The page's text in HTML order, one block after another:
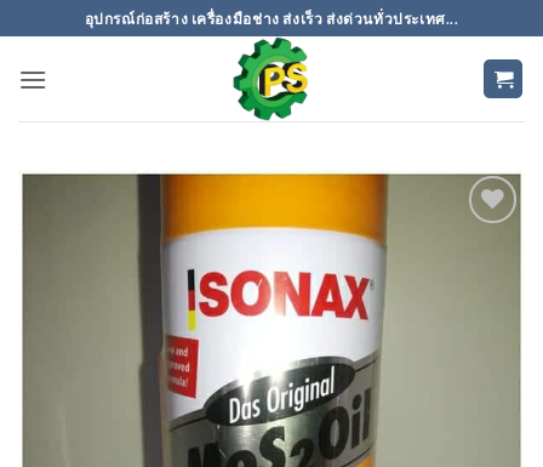
ไป
อุปกรณ์ก่อสร้าง เครื่องมือช่าง ส่งเร็ว ส่งด่วนทั่วประเทศ...